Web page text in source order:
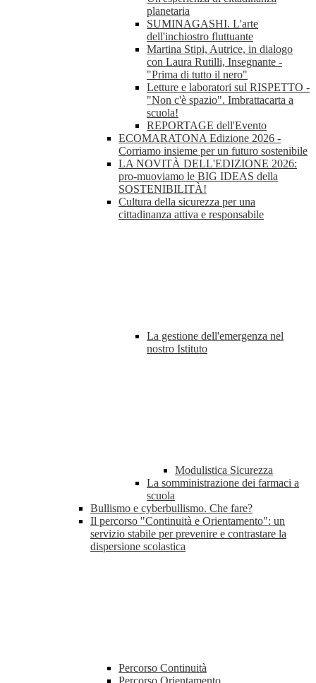
planetaria
SUMINAGASHI. L'arte
dell'inchiostro fluttuante
Martina Stipi, Autrice, in dialogo
con Laura Rutilli, Insegnante -
"Prima di tutto il nero"
Letture e laboratori sul RISPETTO -
"Non c'è spazio". Imbrattacarta a
scuola!
REPORTAGE dell'Evento
ECOMARATONA Edizione 2026 -
Corriamo insieme per un futuro sostenibile
LA NOVITÀ DELL'EDIZIONE 2026:
pro-muoviamo le BIG IDEAS della
SOSTENIBILITÀ!
Cultura della sicurezza per una
cittadinanza attiva e responsabile
La gestione dell'emergenza nel
nostro Istituto
Modulistica Sicurezza
La somministrazione dei farmaci a
scuola
Bullismo e cyberbullismo. Che fare?
Il percorso "Continuità e Orientamento": un
servizio stabile per prevenire e contrastare la
dispersione scolastica
Percorso Continuità